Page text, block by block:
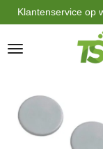
Ga
direct
naar
de
Klantenservice op